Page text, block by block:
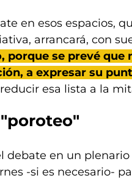
en esos espacios,
arrancará, con
porque se prevé que
a expresar su
esa lista a la
debate en un
-si es necesario-